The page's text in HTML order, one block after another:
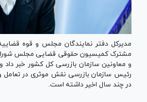
مدیرکل دفتر نمایندگان مجلس و قوه
مشترک کمیسیون حقوقی قضایی مجلس
و معاونین سازمان بازرسی کل کشور خبر داد
رئیس سازمان بازرسی نقش موثری در تعامل و
در چند سال اخیر داشته است.